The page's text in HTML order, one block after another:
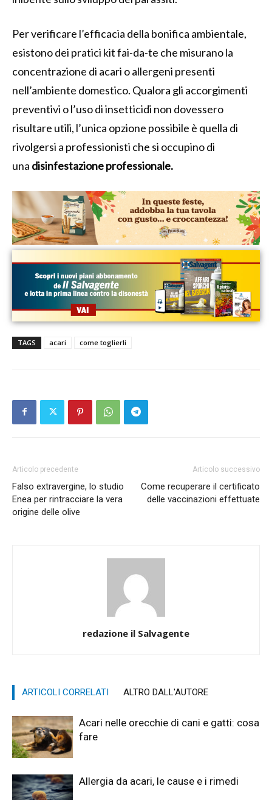
Per verificare l’efficacia della bonifica ambientale,
esistono dei pratici kit fai-da-te che misurano la
concentrazione di acari o allergeni presenti
nell’ambiente domestico. Qualora gli accorgimenti
preventivi o l’uso di insetticidi non dovessero
risultare utili, l’unica opzione possibile è quella di
rivolgersi a professionisti che si occupino di
una disinfestazione professionale.
TAGS acari come toglierli
Articolo precedente
Falso extravergine, lo studio
Enea per rintracciare la vera
origine delle olive
Articolo successivo
Come recuperare il certificato
delle vaccinazioni effettuate
redazione il Salvagente
ARTICOLI CORRELATI ALTRO DALL'AUTORE
Acari nelle orecchie di cani e gatti: cosa
fare
Allergia da acari, le cause e i rimedi